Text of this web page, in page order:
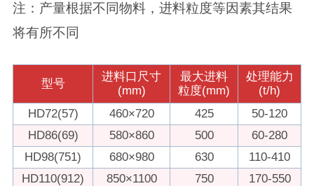
注：产量根据不同物料，进料粒度等因素其结果
将有所不同
型号
进料口尺寸
(mm)
最大进料
粒度(mm)
处理能力
(t/h)
HD72(57)
460×720 425
50-120
HD86(69)
580×860 500
60-280
HD98(751)
680×980 630
110-410
HD110(912)
850×1100 750
170-550